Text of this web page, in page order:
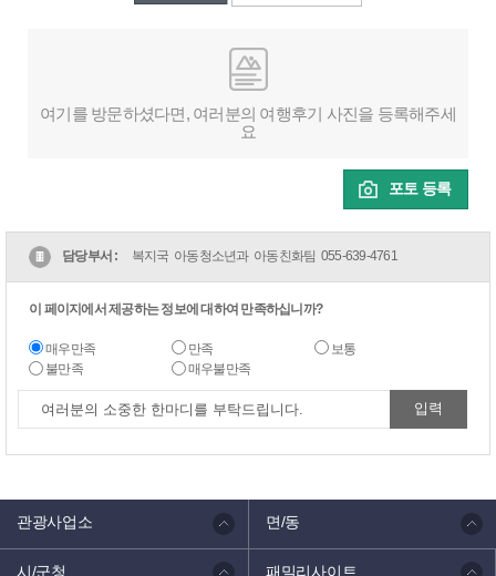
여기를 방문하셨다면, 여러분의 여행후기 사진을 등록해주세
요
포토 등록
담당부서 : 복지국 아동청소년과 아동친화팀 055-639-4761
이 페이지에서 제공하는 정보에 대하여 만족하십니까?
매우만족 만족
보통
불만족
매우불만족
관광사업소 면/동